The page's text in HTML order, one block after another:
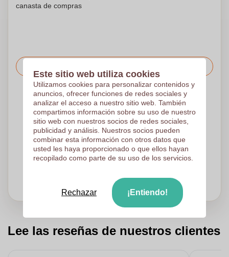
canasta de compras
Sube tu logotipo en la página siguiente
Revisamos su logotipo de forma gratuita antes de imprimir
Los clientes nos dan una puntuación de 9.3
¿Necesitas ayuda con tu pedido? Chateacon nuestro
servicio de atención al cliente
Lee las reseñas de nuestros clientes
Este sitio web utiliza cookies
Utilizamos cookies para personalizar contenidos y
anuncios, ofrecer funciones de redes sociales y
analizar el acceso a nuestro sitio web. También
compartimos información sobre su uso de nuestro
sitio web con nuestros socios de redes sociales,
publicidad y análisis. Nuestros socios pueden
combinar esta información con otros datos que
usted les haya proporcionado o que ellos hayan
recopilado como parte de su uso de los servicios.
Rechazar ¡Entiendo!